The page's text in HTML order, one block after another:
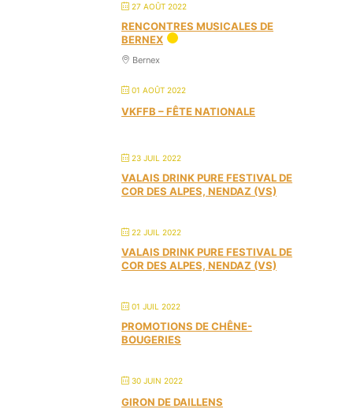
27 AOÛT 2022
RENCONTRES MUSICALES DE
BERNEX
Bernex
01 AOÛT 2022
VKFFB – FÊTE NATIONALE
23 JUIL 2022
VALAIS DRINK PURE FESTIVAL DE
COR DES ALPES, NENDAZ (VS)
22 JUIL 2022
VALAIS DRINK PURE FESTIVAL DE
COR DES ALPES, NENDAZ (VS)
01 JUIL 2022
PROMOTIONS DE CHÊNE-
BOUGERIES
30 JUIN 2022
GIRON DE DAILLENS